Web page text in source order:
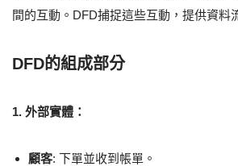
間的互動。DFD捕捉這些互動，提供資料
DFD的組成部分
1. 外部實體：
顧客: 下單並收到帳單。